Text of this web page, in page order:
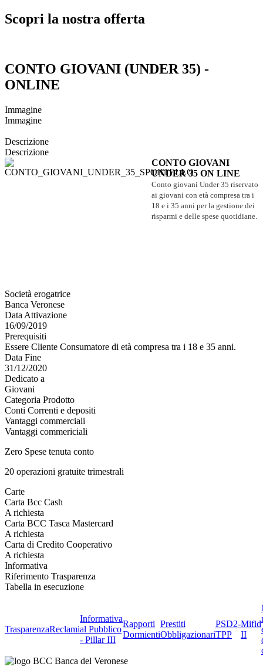
Scopri la nostra offerta
CONTO GIOVANI (UNDER 35) -
ONLINE
Immagine
Immagine
Descrizione
Descrizione
CONTO GIOVANI
UNDER 35 ON LINE
Conto giovani Under 35 riservato
ai giovani con età compresa tra i
18 e i 35 anni per la gestione dei
risparmi e delle spese quotidiane.
Società erogatrice
Banca Veronese
Data Attivazione
16/09/2019
Prerequisiti
Essere Cliente Consumatore di età compresa tra i 18 e 35 anni.
Data Fine
31/12/2020
Dedicato a
Giovani
Categoria Prodotto
Conti Correnti e depositi
Vantaggi commerciali
Vantaggi commericiali
Zero Spese tenuta conto
20 operazioni gratuite trimestrali
Carte
Carta Bcc Cash
A richiesta
Carta BCC Tasca Mastercard
A richiesta
Carta di Credito Cooperativo
A richiesta
Informativa
Riferimento Trasparenza
Tabella in esecuzione
TrasparenzaReclami
Informativa
al Pubblico
- Pillar III
Rapporti
Dormienti
Prestiti
Obbligazionari
PSD2-
TPP
Mifid
II